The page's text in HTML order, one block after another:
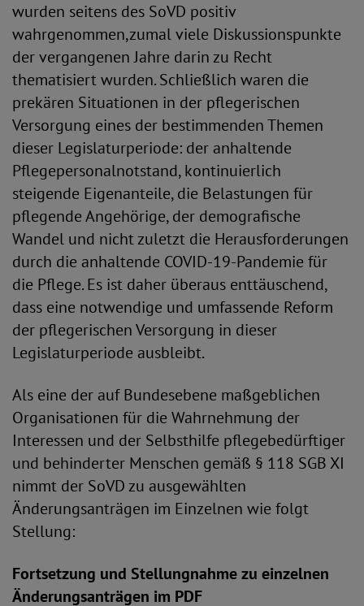
wurden seitens des SoVD positiv
wahrgenommen,zumal viele Diskussionspunkte
der vergangenen Jahre darin zu Recht
thematisiert wurden. Schließlich waren die
prekären Situationen in der pflegerischen
Versorgung eines der bestimmenden Themen
dieser Legislaturperiode: der anhaltende
Pflegepersonalnotstand, kontinuierlich
steigende Eigenanteile, die Belastungen für
pflegende Angehörige, der demografische
Wandel und nicht zuletzt die Herausforderungen
durch die anhaltende COVID-19-Pandemie für
die Pflege. Es ist daher überaus enttäuschend,
dass eine notwendige und umfassende Reform
der pflegerischen Versorgung in dieser
Legislaturperiode ausbleibt.
Als eine der auf Bundesebene maßgeblichen
Organisationen für die Wahrnehmung der
Interessen und der Selbsthilfe pflegebedürftiger
und behinderter Menschen gemäß § 118 SGB XI
nimmt der SoVD zu ausgewählten
Änderungsanträgen im Einzelnen wie folgt
Stellung:
Fortsetzung und Stellungnahme zu einzelnen
Änderungsanträgen im PDF